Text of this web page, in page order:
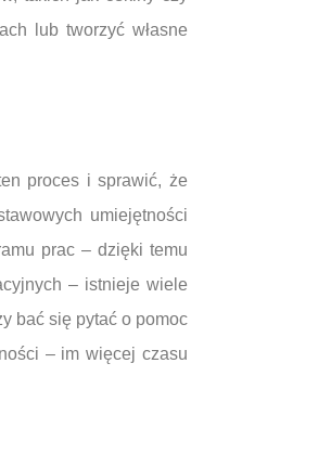
lub tworzyć własne
proces i sprawić, że
umiejętności
prac – dzięki temu
– istnieje wiele
bać się pytać o pomoc
– im więcej czasu